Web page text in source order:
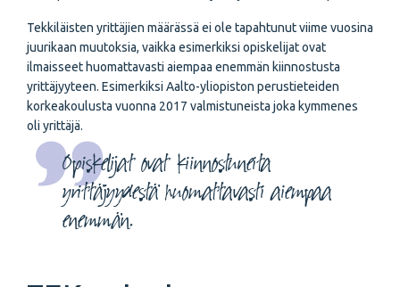
Tekkiläisten yrittäjien määrässä ei ole tapahtunut viime vuosina
juurikaan muutoksia, vaikka esimerkiksi opiskelijat ovat
ilmaisseet huomattavasti aiempaa enemmän kiinnostusta
yrittäjyyteen. Esimerkiksi Aalto-yliopiston perustieteiden
korkeakoulusta vuonna 2017 valmistuneista joka kymmenes
oli yrittäjä.
Opiskelijat ovat kiinnostuneita
yrittäjyydestä huomattavasti aiempaa
enemmän.